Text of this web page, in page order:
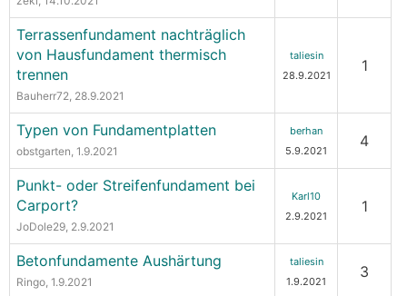
Terrassenfundament nachträglich
von Hausfundament thermisch
trennen
Bauherr72, 28.9.2021
taliesin
28.9.2021
1
Typen von Fundamentplatten
obstgarten, 1.9.2021
berhan
5.9.2021
4
Punkt- oder Streifenfundament bei
Carport?
JoDole29, 2.9.2021
Karl10
2.9.2021
1
Betonfundamente Aushärtung
Ringo, 1.9.2021
taliesin
1.9.2021
3